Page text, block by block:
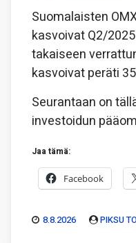
Suomalaisten
kasvoivat Q2/
takaiseen
kasvoivat peräti
Seurantaan on
investoidun
Jaa tämä:
Facebook
8.8.2026 PIKSU